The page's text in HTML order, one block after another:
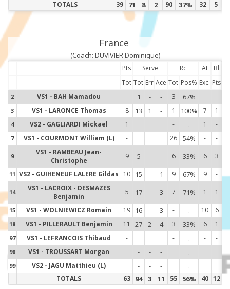
TOTALS
39 71 8 2 90 37% 32 5
France
(Coach: DUVIVIER Dominique)
Pts Serve Rc At
Bl
Tot Tot Err Ace Tot Pos% Exc. Pts
2 VS1 - BAH Mamadou - 1 - - 3 67% - -
3 VS1 - LARONCE Thomas 8 13 1 - 1 100% 7 1
4 VS2 - GAGLIARDI Mickael 1 - - - - . 1 -
7 VS1 - COURMONT William (L) - - - - 26 54% - -
9
VS1 - RAMBEAU Jean-
Christophe
9 5 - - 6 33% 6 3
11 VS2 - GUIHENEUF LALERE Gildas 10 15 - 1 9 67% 9 -
14
VS1 - LACROIX - DESMAZES
Benjamin
5 17 - 3 7 71% 1 1
15 VS1 - WOLNIEWICZ Romain 19 16 - 3 - . 10 6
18 VS1 - PILLERAULT Benjamin 11 27 2 4 3 33% 6 1
97 VS1 - LEFRANCOIS Thibaud - - - - - . - -
98 VS1 - TROUSSART Morgan - - - - - . - -
99 VS2 - JAGU Matthieu (L) - - - - - . -
-
TOTALS
63 94 3 11 55 56% 40 12
11
99